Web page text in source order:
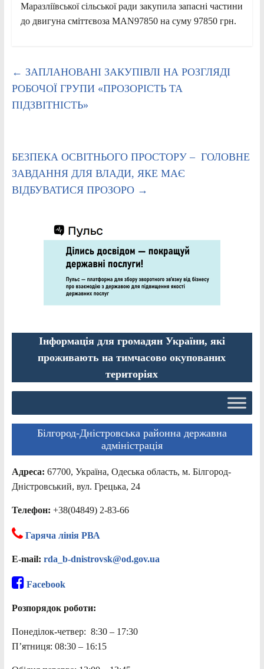
Маразліївської сільської ради закупила запасні частини
до двигуна сміттєвоза MAN97850 на суму 97850 грн.
← ЗАПЛАНОВАНІ ЗАКУПІВЛІ НА РОЗГЛЯДІ
РОБОЧОЇ ГРУПИ «ПРОЗОРІСТЬ ТА
ПІДЗВІТНІСТЬ»
БЕЗПЕКА ОСВІТНЬОГО ПРОСТОРУ – ГОЛОВНЕ
ЗАВДАННЯ ДЛЯ ВЛАДИ, ЯКЕ МАЄ
ВІДБУВАТИСЯ ПРОЗОРО →
Інформація для громадян України, які
проживають на тимчасово окупованих
територіях
Білгород-Дністровська районна державна
адміністрація
Адреса: 67700, Україна, Одеська область, м. Білгород-
Дністровський, вул. Грецька, 24
Телефон: +38(04849) 2-83-66
Гаряча лінія РВА
E-mail: rda_b-dnistrovsk@od.gov.ua
Facebook
Розпорядок роботи:
Понеділок-четвер: 8:30 – 17:30
П’ятниця: 08:30 – 16:15